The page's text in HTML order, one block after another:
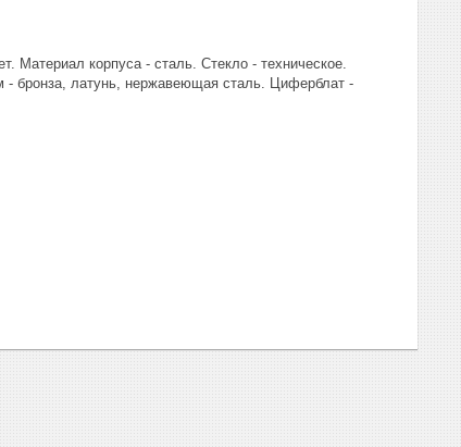
Материал корпуса - сталь. Стекло - техническое.
- бронза, латунь, нержавеющая сталь. Циферблат -